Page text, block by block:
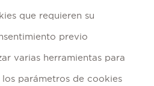
que requieren su
previo
varias herramientas para
parámetros de cookies